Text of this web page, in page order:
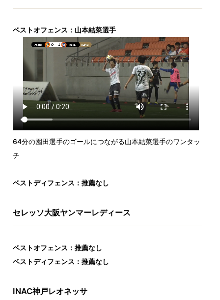
ベストオフェンス：山本結菜選手
64分の園田選手のゴールにつながる山本結菜選手のワンタッ
チ
ベストディフェンス：推薦なし
セレッソ大阪ヤンマーレディース
ベストオフェンス：推薦なし
ベストディフェンス：推薦なし
INAC神戸レオネッサ